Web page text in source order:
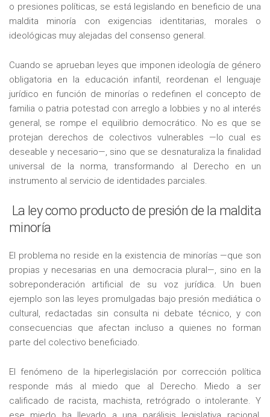
o presiones políticas, se está legislando en beneficio de una
maldita minoría con exigencias identitarias, morales o
ideológicas muy alejadas del consenso general.
Cuando se aprueban leyes que imponen ideología de género
obligatoria en la educación infantil, reordenan el lenguaje
jurídico en función de minorías o redefinen el concepto de
familia o patria potestad con arreglo a lobbies y no al interés
general, se rompe el equilibrio democrático. No es que se
protejan derechos de colectivos vulnerables —lo cual es
deseable y necesario—, sino que se desnaturaliza la finalidad
universal de la norma, transformando al Derecho en un
instrumento al servicio de identidades parciales.
La ley como producto de presión de la maldita
minoría
El problema no reside en la existencia de minorías —que son
propias y necesarias en una democracia plural—, sino en la
sobreponderación artificial de su voz jurídica. Un buen
ejemplo son las leyes promulgadas bajo presión mediática o
cultural, redactadas sin consulta ni debate técnico, y con
consecuencias que afectan incluso a quienes no forman
parte del colectivo beneficiado.
El fenómeno de la hiperlegislación por corrección política
responde más al miedo que al Derecho. Miedo a ser
calificado de racista, machista, retrógrado o intolerante. Y